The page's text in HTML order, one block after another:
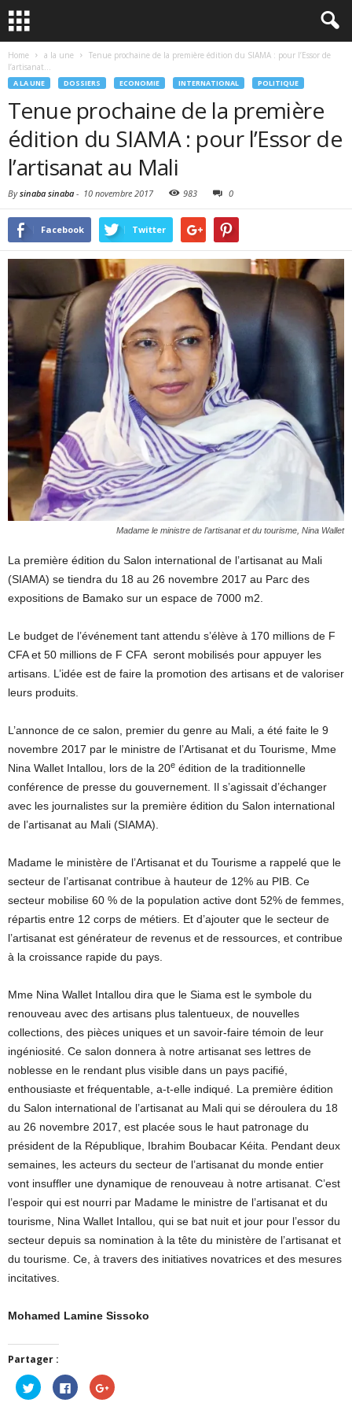
Home a la une
Tenue prochaine de la première édition du SIAMA : pour l’Essor de
l’artisanat...
A LA UNE DOSSIERS ECONOMIE INTERNATIONAL POLITIQUE
Tenue prochaine de la première
édition du SIAMA : pour l’Essor de
l’artisanat au Mali
Bysinaba sinaba - 10 novembre 2017 983 0
Facebook Twitter
Madame le ministre de l’artisanat et du tourisme, Nina Wallet
La première édition du Salon international de l’artisanat au Mali
(SIAMA) se tiendra du 18 au 26 novembre 2017 au Parc des
expositions de Bamako sur un espace de 7000 m2.
Le budget de l’événement tant attendu s’élève à 170 millions de F
CFA et 50 millions de F CFA seront mobilisés pour appuyer les
artisans. L’idée est de faire la promotion des artisans et de valoriser
leurs produits.
L’annonce de ce salon, premier du genre au Mali, a été faite le 9
novembre 2017 par le ministre de l’Artisanat et du Tourisme, Mme
Nina Wallet Intallou, lors de la 20e édition de la traditionnelle
conférence de presse du gouvernement. Il s’agissait d’échanger
avec les journalistes sur la première édition du Salon international
de l’artisanat au Mali (SIAMA).
Madame le ministère de l’Artisanat et du Tourisme a rappelé que le
secteur de l’artisanat contribue à hauteur de 12% au PIB. Ce
secteur mobilise 60 % de la population active dont 52% de femmes,
répartis entre 12 corps de métiers. Et d’ajouter que le secteur de
l’artisanat est générateur de revenus et de ressources, et contribue
à la croissance rapide du pays.
Mme Nina Wallet Intallou dira que le Siama est le symbole du
renouveau avec des artisans plus talentueux, de nouvelles
collections, des pièces uniques et un savoir-faire témoin de leur
ingéniosité. Ce salon donnera à notre artisanat ses lettres de
noblesse en le rendant plus visible dans un pays pacifié,
enthousiaste et fréquentable, a-t-elle indiqué. La première édition
du Salon international de l’artisanat au Mali qui se déroulera du 18
au 26 novembre 2017, est placée sous le haut patronage du
président de la République, Ibrahim Boubacar Kéita. Pendant deux
semaines, les acteurs du secteur de l’artisanat du monde entier
vont insuffler une dynamique de renouveau à notre artisanat. C’est
l’espoir qui est nourri par Madame le ministre de l’artisanat et du
tourisme, Nina Wallet Intallou, qui se bat nuit et jour pour l’essor du
secteur depuis sa nomination à la tête du ministère de l’artisanat et
du tourisme. Ce, à travers des initiatives novatrices et des mesures
incitatives.
Mohamed Lamine Sissoko
Partager :
Cliquez
pour
partager
Cliquez
pour
partager
Cliquez
pour